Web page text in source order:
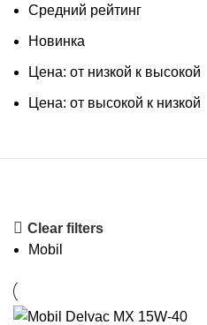
Средний рейтинг
Новинка
Цена: от низкой к высокой
Цена: от высокой к низкой
Clear filters
Mobil